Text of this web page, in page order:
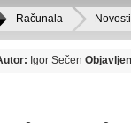
Računala Novosti
Igor Sečen